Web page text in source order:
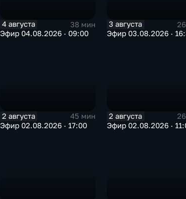
4 августа
38 мин
Эфир 04.08.2026 · 09:00
3 августа
Эфир 03.08.2026 ·
2 августа
45 мин
Эфир 02.08.2026 · 17:00
2 августа
Эфир 02.08.2026 ·